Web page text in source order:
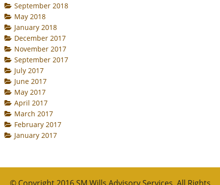
September 2018
May 2018
January 2018
December 2017
November 2017
September 2017
July 2017
June 2017
May 2017
April 2017
March 2017
February 2017
January 2017
© Copyright 2016 SM Wills Advisory Services. All Rights